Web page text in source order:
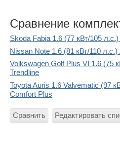
Сравнение
Skoda Fabia 1.6 (77 кВт/105
Nissan Note 1.6 (81 кВт/110
Volkswagen Golf Plus VI 1.6 (75
Trendline
Toyota Auris 1.6 Valvematic (97
Comfort Plus
Сравнить Редактировать